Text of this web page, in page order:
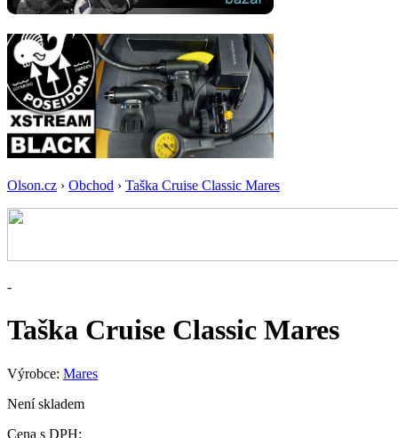
Olson.cz › Obchod › Taška Cruise Classic Mares
-
Taška Cruise Classic Mares
Výrobce: Mares
Není skladem
Cena s DPH: